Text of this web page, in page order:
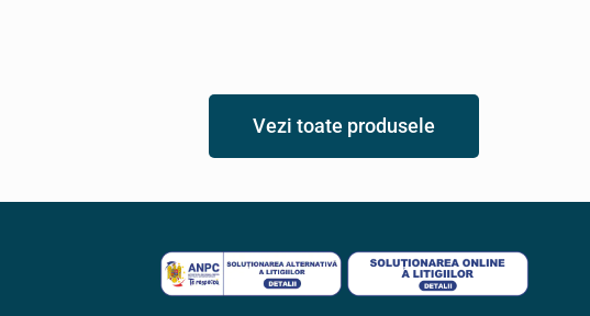
Vezi toate produsele